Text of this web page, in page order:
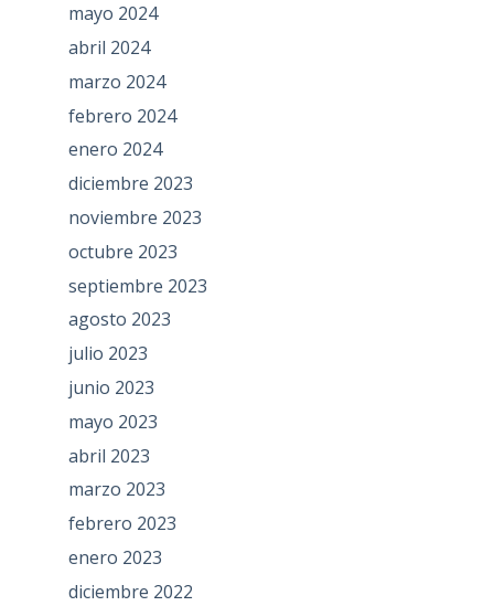
mayo 2024
abril 2024
marzo 2024
febrero 2024
enero 2024
diciembre 2023
noviembre 2023
octubre 2023
septiembre 2023
agosto 2023
julio 2023
junio 2023
mayo 2023
abril 2023
marzo 2023
febrero 2023
enero 2023
diciembre 2022